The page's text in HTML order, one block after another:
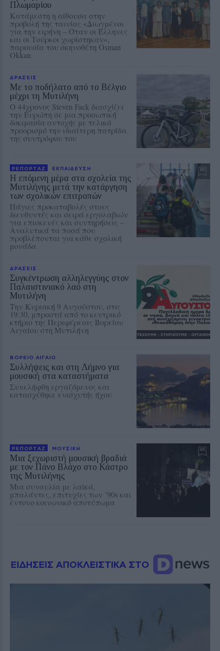
Πλωμαρίου
Κατάμεστη η αίθουσα στην
προβολή της ταινίας «Διωγμένοι
για την ειρήνη – Όταν οι Έλληνες
και οι Τούρκοι χωρίστηκαν»,
παρουσία του σκηνοθέτη Osman
Okkan
ΔΡΑΣΕΙΣ
Με το ποδήλατο από το Βέλγιο
μέχρι τη Μυτιλήνη
Ο 44χρονος Steven Fack διασχίζει
την Ευρώπη σε μια προσωπική
δοκιμασία αντοχής με τελικό
προορισμό την ιδιαίτερη πατρίδα
της συντρόφου του
ΡΕΠΟΡΤΑΖ ΕΚΠΑΙΔΕΥΣΗ
Η επόμενη μέρα στα σχολεία της
Μυτιλήνης μετά την κατάργηση
των σχολικών επιτροπών
Πάγιες προκαταβολές στους
διευθυντές και σειρά εργολαβιών
για επισκευές και συντηρήσεις –
Αναλυτικά τα ποσά που
προβλέπονται για κάθε σχολική
μονάδα
ΔΡΑΣΕΙΣ
Συγκέντρωση αλληλεγγύης στον
Παλαιστινιακό λαό στη
Μυτιλήνη
Την Κυριακή 9 Αυγούστου, στις
19:30, μπροστά από το κεντρικό
κτήριο της Περιφέρειας Βορείου
Αιγαίου στη Μυτιλήνη
ΒΟΡΕΙΟ ΑΙΓΑΙΟ
Συλλήψεις και στη Λήμνο για
μουσική στα καταστήματα
Συνελήφθη εργαζόμενος και
κατασχέθηκε ενισχυτής ήχου
ΡΕΠΟΡΤΑΖ ΜΟΥΣΙΚΗ
Μια ξεχωριστή μουσική βραδιά
με τον Πάνο Βλάχο στο Κάστρο
της Μυτιλήνης
Μια συναυλία με λαϊκά,
μπαλάντες, επιτυχίες των ’90s και
έντονο κοινωνικό αποτύπωμα
ΕΙΔΗΣΕΙΣ ΑΠΟΚΛΕΙΣΤΙΚΑ ΣΤΟ